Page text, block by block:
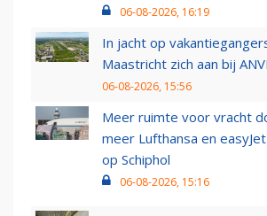
06-08-2026, 16:19
In jacht op
Maastricht zich aan bij
06-08-2026, 15:56
Meer ruimte voor vracht
meer Lufthansa en
op Schiphol
06-08-2026, 15:16